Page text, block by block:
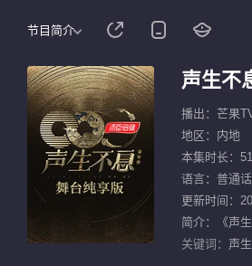
节目简介
声生不
播出：芒果
地区：内地
本集时长：
语言：普通话
更新时间：
简介：《声
关键词： 声